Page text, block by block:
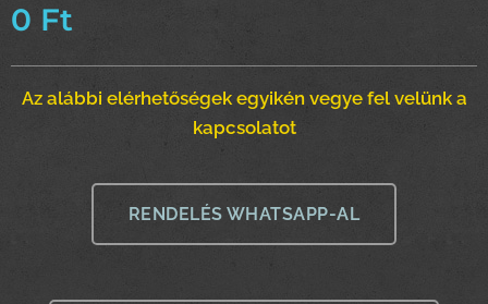
0 Ft
Az alábbi elérhetőségek egyikén vegye fel velünk a
kapcsolatot
RENDELÉS WHATSAPP-AL